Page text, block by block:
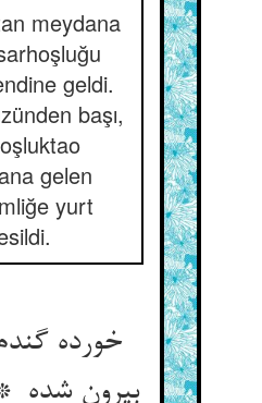
meydana
geldi.
başı,
gelen
yurt
خورده
بیرون شده